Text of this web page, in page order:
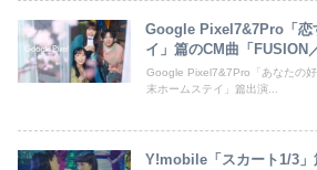
Google Pixel7&7Pro「恋
イ」篇のCM曲「FUSION
Google Pixel7&7Pro「あなたの
末ホームステイ」篇出演...
Y!mobile「スカート1/3